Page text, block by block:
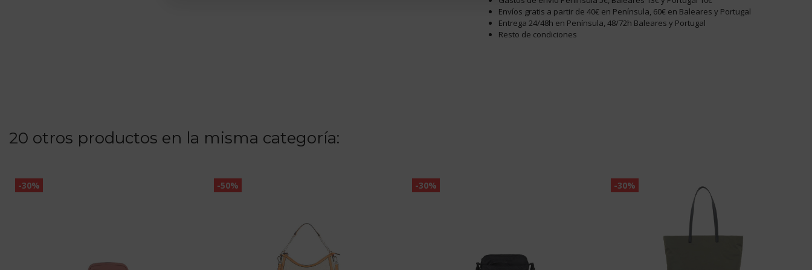
Envíos gratis a partir de 40€ en Península, 60€ en Baleares y Portugal
Entrega 24/48h en Península, 48/72h Baleares y Portugal
Resto de condiciones
20 otros productos en la misma categoría:
-30% -50% -30% -30%